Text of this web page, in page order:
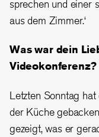
sprechen und einer
aus dem Zimmer.‘
Was war dein
Videokonferenz?
Letzten Sonntag
der Küche
gezeigt, was er